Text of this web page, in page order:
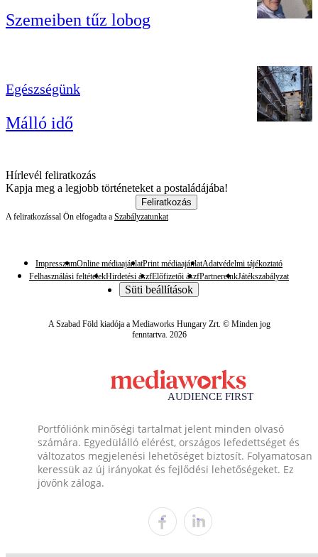
Szemeiben tűz lobog
Egészségünk
Málló idő
Hírlevél feliratkozás
Kapja meg a legjobb történeteket a postaládájába!
Feliratkozás
A feliratkozással Ön elfogadta a Szabályzatunkat
ImpresszumOnline médiaajánlatPrint médiaajánlatAdatvédelmi tájékoztató
Felhasználási feltételekHirdetési ászfElőfizetői ászfPartnereinkJátékszabályzat
Süti beállítások
A Szabad Föld kiadója a Mediaworks Hungary Zrt. © Minden jog
fenntartva. 2026
Portfóliónk minőségi tartalmat jelent minden olvasó
számára. Egyedülálló elérést, országos lefedettséget és
változatos megjelenési lehetőséget biztosít. Folyamatosan
keressük az új irányokat és fejlődési lehetőségeket. Ez
jövőnk záloga.